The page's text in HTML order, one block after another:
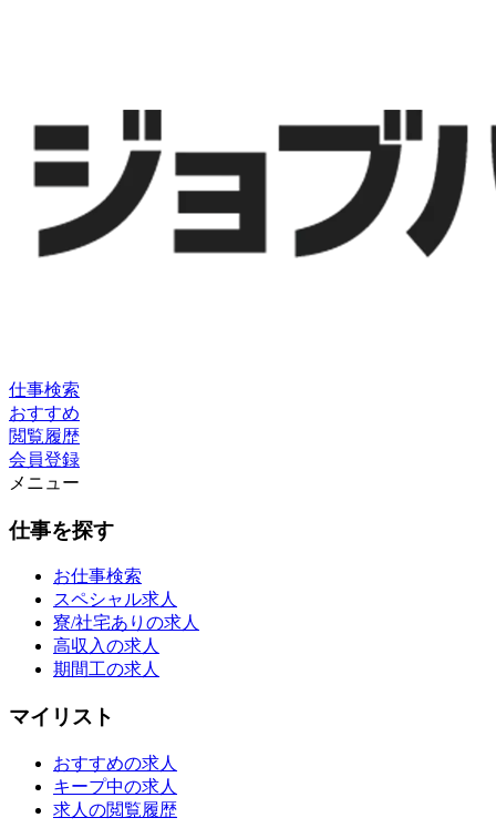
仕事検索
おすすめ
閲覧履歴
会員登録
メニュー
仕事を探す
お仕事検索
スペシャル求人
寮/社宅ありの求人
高収入の求人
期間工の求人
マイリスト
おすすめの求人
キープ中の求人
求人の閲覧履歴